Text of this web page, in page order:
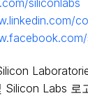
siliconlabs
Silicon Labs 로